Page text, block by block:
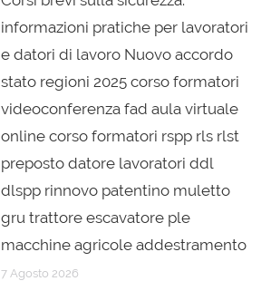
informazioni pratiche per lavoratori
e datori di lavoro Nuovo accordo
stato regioni 2025 corso formatori
videoconferenza fad aula virtuale
online corso formatori rspp rls rlst
preposto datore lavoratori ddl
dlspp rinnovo patentino muletto
gru trattore escavatore ple
macchine agricole addestramento
7 Agosto 2026